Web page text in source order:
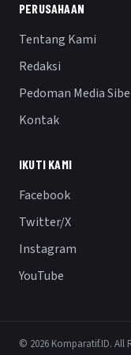
PERUSAHAAN
Tentang Kami
Redaksi
Pedoman Media
Kontak
IKUTI KAMI
Facebook
Twitter/X
Instagram
YouTube
© 2026 Komparatif.ID. All